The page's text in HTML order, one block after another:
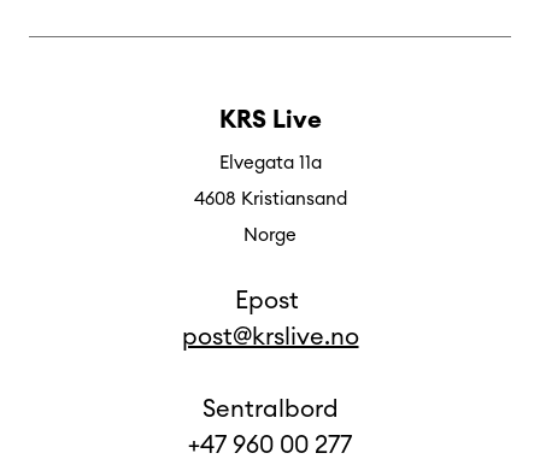
KRS Live
Elvegata 11a
4608 Kristiansand
Norge
Epost
post@krslive.no
Sentralbord
+47 960 00 277